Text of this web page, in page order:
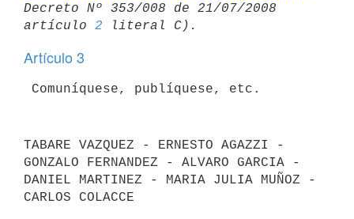
Decreto Nº 353/008 de 21/07/2008
artículo 2
Artículo 3
TABARE VAZQUEZ - ERNESTO AGAZZI -
GONZALO FERNANDEZ - ALVARO GARCIA -
DANIEL MARTINEZ - MARIA JULIA MUÑOZ -